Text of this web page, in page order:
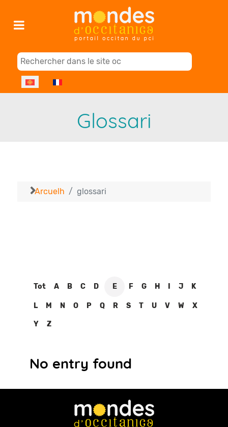
Select your language
Glossari
Arcuelh glossari
Tot A B C D E F G H J K
L M N O P Q R S T U V W X
Y Z
No entry found